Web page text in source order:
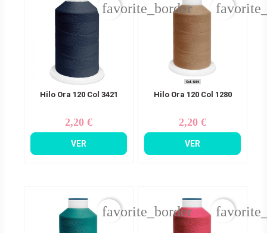
Hilo Ora 120 Col 3421
Precio
2,20 €
VER
favorite_border
Hilo Ora 120 Col 1280
Precio
2,20 €
VER
favorite_border